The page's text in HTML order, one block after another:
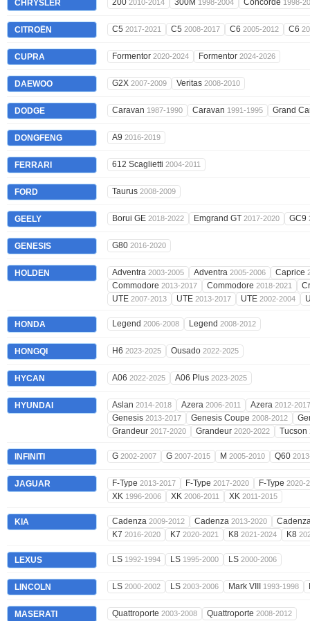
CHRYSLER 200 2010-2014 300M 1998-2004 Concorde 1998-
CITROËN C5 2017-2021 C5 2008-2017 C6 2005-2012 C6
CUPRA Formentor 2020-2024 Formentor 2024-2026
DAEWOO G2X 2007-2009 Veritas 2008-2010
DODGE Caravan 1987-1990 Caravan 1991-1995 Grand
DONGFENG A9 2016-2019
FERRARI 612 Scaglietti 2004-2011
FORD Taurus 2008-2009
GEELY Borui GE 2018-2022 Emgrand GT 2017-2020 GC9
GENESIS G80 2016-2020
HOLDEN Adventra 2003-2005 Adventra 2005-2006 Caprice
Commodore 2013-2017 Commodore 2018-2021
UTE 2007-2013 UTE 2013-2017 UTE 2002-2004
HONDA Legend 2006-2008 Legend 2008-2012
HONGQI H6 2023-2025 Ousado 2022-2025
HYCAN A06 2022-2025 A06 Plus 2023-2025
HYUNDAI Aslan 2014-2018 Azera 2006-2011 Azera 2012-2017
Genesis 2013-2017 Genesis Coupe 2008-2012
Grandeur 2017-2020 Grandeur 2020-2022 Tucson
INFINITI G 2002-2007 G 2007-2015 M 2005-2010 Q60
JAGUAR F-Type 2013-2017 F-Type 2017-2020 F-Type 2020-
XK 1996-2006 XK 2006-2011 XK 2011-2015
KIA Cadenza 2009-2012 Cadenza 2013-2020
K7 2016-2020 K7 2020-2021 K8 2021-2024 K8
LEXUS LS 1992-1994 LS 1995-2000 LS 2000-2006
LINCOLN LS 2000-2002 LS 2003-2006 Mark VIII 1993-1998
MASERATI Quattroporte 2003-2008 Quattroporte 2008-2012